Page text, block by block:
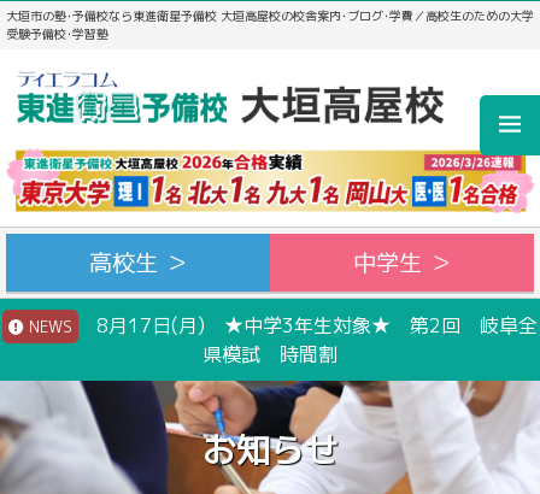
大垣市の塾･予備校なら東進衛星予備校 大垣高屋校の校舎案内･ブログ･学費／高校生のための大学
受験予備校･学習塾
高校生 ＞ 中学生 ＞
NEWS
8月17日(月) ★中学3年生対象★ 第2回 岐阜全
県模試 時間割
お知らせ